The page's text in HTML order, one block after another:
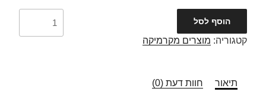
הוסף לסל
קטגוריה: מוצרים מקרמיקה
תיאור חוות דעת (0)